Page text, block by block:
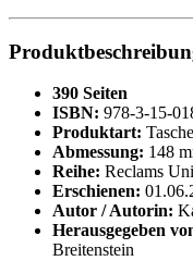
390 Seiten
ISBN: 978-3-15-
Produktart:
Abmessung: 148
Reihe: Reclams
Erschienen:
Autor / Autorin:
Herausgegeben
Breitenstein